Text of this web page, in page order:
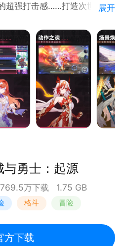
超强打击感……打造次世代动
、沉浸感十足的关卡剧情、豪
感受到前所未有的代入感。
落，而火星上的新冒险已经拉
一起探索火星文明的秘密。
备就绪，正在处理登录请求…
」
有的美好而战吧！
展开
与勇士：起源
769.5万下载 1.75 GB
格斗 冒险
勇士
方下载